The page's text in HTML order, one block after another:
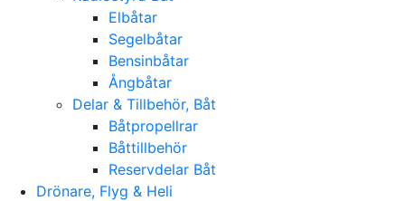
Elbåtar
Segelbåtar
Bensinbåtar
Ångbåtar
Delar & Tillbehör, Båt
Båtpropellrar
Båttillbehör
Reservdelar Båt
Drönare, Flyg & Heli